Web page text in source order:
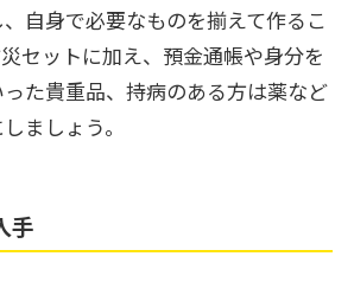
自身で必要なものを揃えて作るこ
セットに加え、預金通帳や身分を
た貴重品、持病のある方は薬など
ましょう。
手